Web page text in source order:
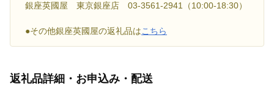
銀座英國屋 東京銀座店 03-3561-2941（10:00-18:30）
●その他銀座英國屋の返礼品はこちら
返礼品詳細・お申込み・配送